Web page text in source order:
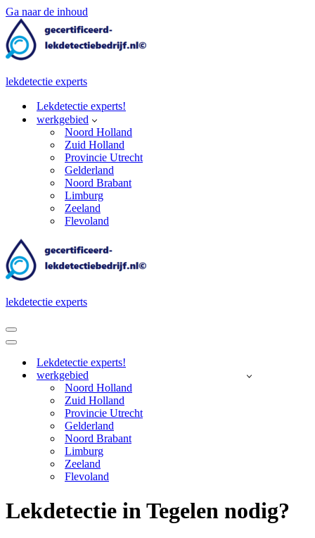
Ga naar de inhoud
lekdetectie experts
Lekdetectie experts!
werkgebied
Noord Holland
Zuid Holland
Provincie Utrecht
Gelderland
Noord Brabant
Limburg
Zeeland
Flevoland
lekdetectie experts
Navigatie
Menu
Navigatie
Lekdetectie experts!
werkgebied
Noord Holland
Zuid Holland
Provincie Utrecht
Gelderland
Noord Brabant
Limburg
Zeeland
Flevoland
Lekdetectie in Tegelen nodig?